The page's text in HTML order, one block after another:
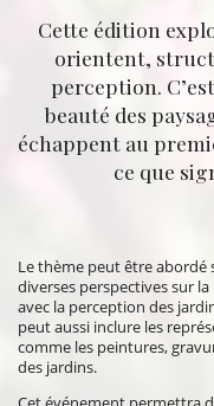
Cette édition
orientent,
perception.
beauté des
échappent au
ce que
Le thème peut être
diverses perspectives sur
avec la perception des
peut aussi inclure les
comme les peintures,
des jardins.